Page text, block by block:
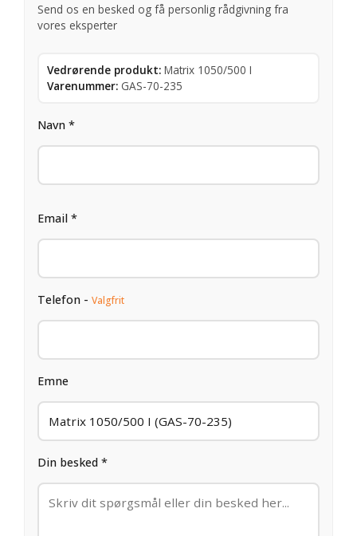
Send os en besked og få personlig rådgivning fra
vores eksperter
Vedrørende produkt: Matrix 1050/500 I
Varenummer: GAS-70-235
Navn *
Email *
Telefon - Valgfrit
Emne
Din besked *